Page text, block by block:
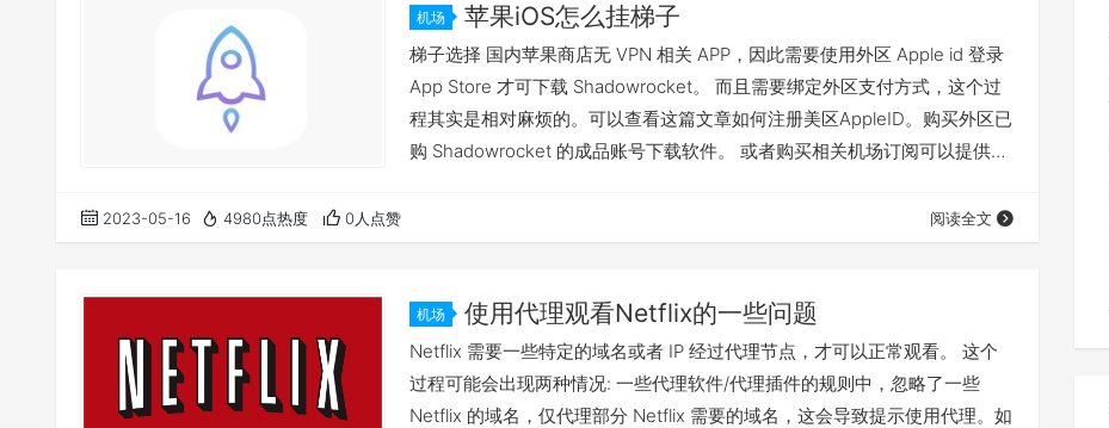
机场 苹果iOS怎么挂梯子
梯子选择 国内苹果商店无 VPN 相关 APP，因此需要使用外区 Apple id 登录
App Store 才可下载 Shadowrocket。 而且需要绑定外区支付方式，这个过
程其实是相对麻烦的。可以查看这篇文章如何注册美区AppleID。购买外区已
购 Shadowrocket 的成品账号下载软件。 或者购买相关机场订阅可以提供共
您的账户（点击右上角头像，拉至底部点击「退出」），再使用共享账号登
录（点击右上角头…
2023-05-16 4980点热度 0人点赞 阅读全文
机场 使用代理观看Netflix的一些问题
Netflix 需要一些特定的域名或者 IP 经过代理节点，才可以正常观看。 这个
过程可能会出现两种情况: 一些代理软件/代理插件的规则中，忽略了一些
Netflix 的域名，仅代理部分 Netflix 需要的域名，这会导致提示使用代理。如